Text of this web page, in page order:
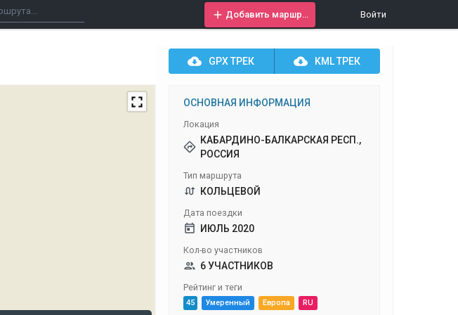
Войти
GPXТРЕК KMLТРЕК
ОСНОВНАЯ ИНФОРМАЦИЯ
Локация
КАБАРДИНО-БАЛКАРСКАЯ РЕСП.,
РОССИЯ
Тип маршрута
КОЛЬЦЕВОЙ
Дата поездки
ИЮЛЬ 2020
Кол-во участников
6 УЧАСТНИКОВ
Рейтинг и теги
45 Умеренный Европа RU